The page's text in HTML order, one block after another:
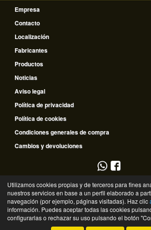
Empresa
Contacto
Localización
Fabricantes
Productos
Noticias
Aviso legal
Política de privacidad
Política de cookies
Condiciones generales de compra
Cambios y devoluciones
953 796 510
635 672 334
©Recambios Guadalquivir- 2026 - Tienda online de
Utilizamos cookies propias y de terceros para fines
nuestros servicios en base a un perfil elaborado a
navegación (por ejemplo, páginas visitadas). Haz clic
información. Puedes aceptar todas las cookies
configurarlas o rechazar su uso pulsando el botón